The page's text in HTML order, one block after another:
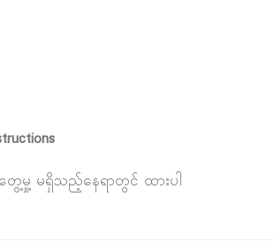
မှု့ မရှိသည့်နေရာတွင် ထားပါ